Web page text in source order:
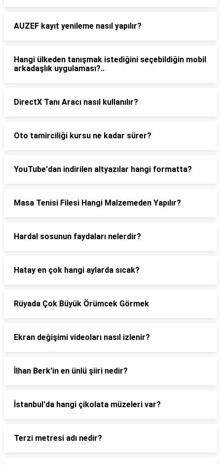
AUZEF kayıt yenileme nasıl yapılır?
Hangi ülkeden tanışmak istediğini seçebildiğin mobil
arkadaşlık uygulaması?..
DirectX Tanı Aracı nasıl kullanılır?
Oto tamirciliği kursu ne kadar sürer?
YouTube'dan indirilen altyazılar hangi formatta?
Masa Tenisi Filesi Hangi Malzemeden Yapılır?
Hardal sosunun faydaları nelerdir?
Hatay en çok hangi aylarda sıcak?
Rüyada Çok Büyük Örümcek Görmek
Ekran değişimi videoları nasıl izlenir?
İlhan Berk'in en ünlü şiiri nedir?
İstanbul'da hangi çikolata müzeleri var?
Terzi metresi adı nedir?